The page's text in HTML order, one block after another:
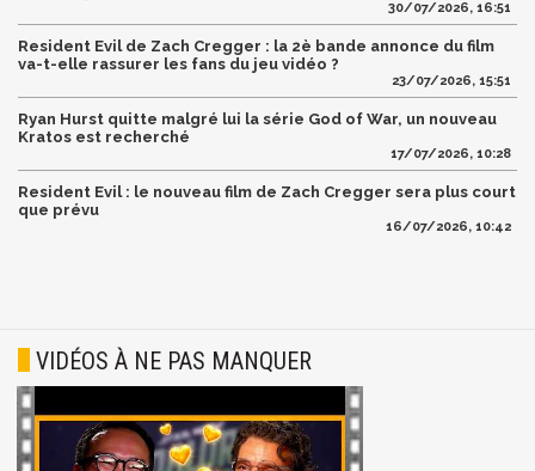
30/07/2026, 16:51
Resident Evil de Zach Cregger : la 2è bande annonce du film
va-t-elle rassurer les fans du jeu vidéo ?
23/07/2026, 15:51
Ryan Hurst quitte malgré lui la série God of War, un nouveau
Kratos est recherché
17/07/2026, 10:28
Resident Evil : le nouveau film de Zach Cregger sera plus court
que prévu
16/07/2026, 10:42
VIDÉOS À NE PAS MANQUER